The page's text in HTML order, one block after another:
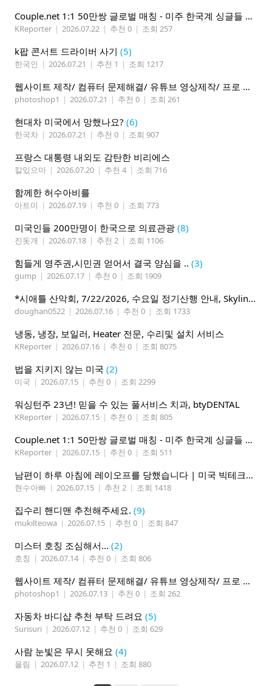
Couple.net 1:1 50만쌍 글로벌 매칭 - 미주 한국계 싱글들 모이세요
KReporter | 2026.07.22 | 추천 0 | 조회 257
k팝 콘서트 드라이버 사기 (5)
한국인 | 2026.07.21 | 추천 1 | 조회 1217
웹사이트 제작/ 컴퓨터 문제해결/ 유튜브 영상제작/ 프로 사진촬영
photoshop1 | 2026.07.21 | 추천 0 | 조회 261
현대차 미국에서 망했나요? (6)
한국차 | 2026.07.21 | 추천 0 | 조회 907
프랑스 대통령 내외도 감탄한 비리에스
칼있으마 | 2026.07.20 | 추천 4 | 조회 716
함께한 허수아비를
아트미 | 2026.07.19 | 추천 0 | 조회 773
미국인들 200만명이 한국으로 의료관광 (8)
진돗개 | 2026.07.18 | 추천 2 | 조회 1106
힘들게 영주권,시민권 얻어서 결국 양심을 .. (3)
gump | 2026.07.17 | 추천 0 | 조회 1909
*시애틀 산악회, 7/22/2026, 수요일 정기산행 안내, Skyline Trail Loop(Mt. Rainier)*
doughan0522 | 2026.07.16 | 추천 0 | 조회 1733
냉동, 냉장, 보일러, Heater 전문, 수리및 설치 서비스
KReporter | 2026.07.16 | 추천 0 | 조회 8075
법을 지키지 않는 미국 (2)
미국 | 2026.07.15 | 추천 0 | 조회 2299
워싱턴주 23년! 믿을 수 있는 풀서비스 치과, btyDENTAL
KReporter | 2026.07.15 | 추천 0 | 조회 805
Couple.net 1:1 50만쌍 글로벌 매칭 - 미주 한국계 싱글들 모이세요
KReporter | 2026.07.15 | 추천 0 | 조회 511
남편이 하루 아침에 레이오프를 당했습니다 | 미국 빅테크의 현실
현수아빠 | 2026.07.15 | 추천 2 | 조회 1418
집수리 핸디맨 추천해주세요. (9)
mukilteowa | 2026.07.15 | 추천 0 | 조회 847
미스터 호칭 조심해서... (2)
호칭 | 2026.07.14 | 추천 0 | 조회 806
웹사이트 제작/ 컴퓨터 문제해결/ 유튜브 영상제작/ 프로 사진촬영
photoshop1 | 2026.07.13 | 추천 0 | 조회 262
자동차 바디샵 추천 부탁 드려요 (5)
Surisuri | 2026.07.12 | 추천 0 | 조회 629
사람 눈빛은 무시 못해요 (4)
올림 | 2026.07.12 | 추천 1 | 조회 880